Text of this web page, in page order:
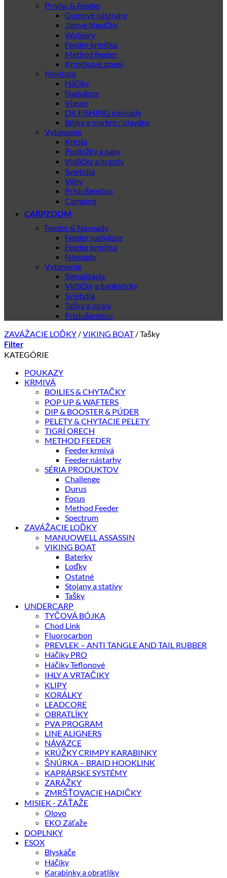
Privlac & Feeder
Gumové nástrahy
Jigové hlavičky
Woblery
Feeder krmítka
Method feeder
Krmítkové zmesi
Montaze
Háčiky
Nadväzce
Vlasce
DK FISHING návnady
Bójky a markre / plaváky
Vybavenie
Kresla
Podložky a saky
Vidličky a hrazdy
Svietidlá
Váhy
Príslušenstvo
Camping
CARPZOOM
Feeder & Navnady
Feeder nadväzce
Feeder krmítka
Návnady
Vybavenie
Signalizácia
Vidličky a banksticky
Svietidlá
Tašky a obaly
Príslušenstvo
ZAVÁŽACIE LOĎKY /VIKING BOAT /Tašky
Filter
KATEGÓRIE
POUKAZY
KRMIVÁ
BOILIES & CHYTAČKY
POP UP & WAFTERS
DIP & BOOSTER & PÚDER
PELETY & CHYTACIE PELETY
TIGRÍ ORECH
METHOD FEEDER
Feeder krmivá
Feeder nástarhy
SÉRIA PRODUKTOV
Challenge
Durus
Focus
Method Feeder
Spectrum
ZAVÁŽACIE LOĎKY
MANUOWELL ASSASSIN
VIKING BOAT
Baterky
Loďky
Ostatné
Stojany a statívy
Tašky
UNDERCARP
TYČOVÁ BÓJKA
Chod Link
Fluorocarbon
PREVLEK – ANTI TANGLE AND TAIL RUBBER
Háčiky PRO
Háčiky Teflonové
IHLY A VRTAČIKY
KLIPY
KORÁLKY
LEADCORE
OBRATLÍKY
PVA PROGRAM
LINE ALIGNERS
NÁVÄZCE
KRÚŽKY CRIMPY KARABINKY
ŠNÚRKA – BRAID HOOKLINK
KAPRÁRSKE SYSTÉMY
ZARÁŽKY
ZMRŠŤOVACIE HADIČKY
MISIEK - ZÁŤAŽE
Olovo
EKO Záťaže
DOPLNKY
ESOX
Blyskáče
Háčiky
Karabinky a obratlíky